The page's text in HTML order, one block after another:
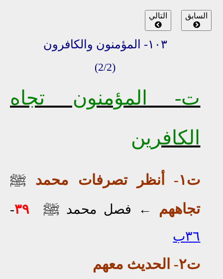
السابق التالي
١٠٣- المؤمنون والكافرون
(2/2)
ت- المؤمنون تجاه
الكافرين
ت١- أنظر تصرفات محمد
ﷺ
تجاههم
← فصل محمد ﷺ ٣٩-
٣٦ب
ت٢- الحديث معهم